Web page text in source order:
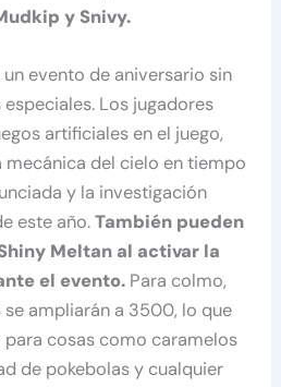
y Snivy.
evento de aniversario sin
Los jugadores
artificiales en el juego,
mecánica del cielo en tiempo
y la investigación
este año.También pueden
Meltan al activar la
el evento. Para colmo,
ampliarán a 3500, lo que
cosas como caramelos
de pokebolas y cualquier